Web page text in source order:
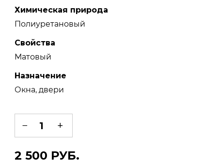
Химическая природа
Полиуретановый
Свойства
Матовый
Назначение
Окна, двери
2 500 РУБ.